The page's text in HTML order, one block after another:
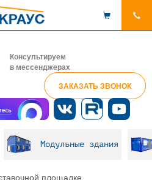
Консультируем
в мессенджерах
ЗАКАЗАТЬ ЗВОНОК
Модульные здания
площадке